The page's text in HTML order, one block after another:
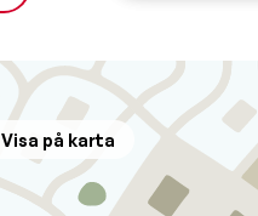
Visa på karta